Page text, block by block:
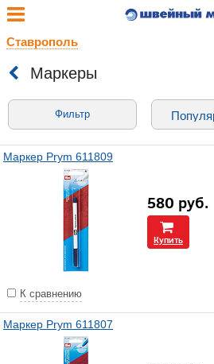
Ставрополь
Маркеры
Фильтр
Маркер Prym 611809
580 руб.
Купить
К сравнению
Маркер Prym 611807